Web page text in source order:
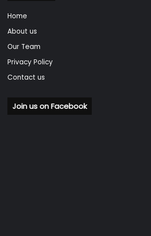
Home
About us
Our Team
Privacy Policy
Contact us
Join us on Facebook